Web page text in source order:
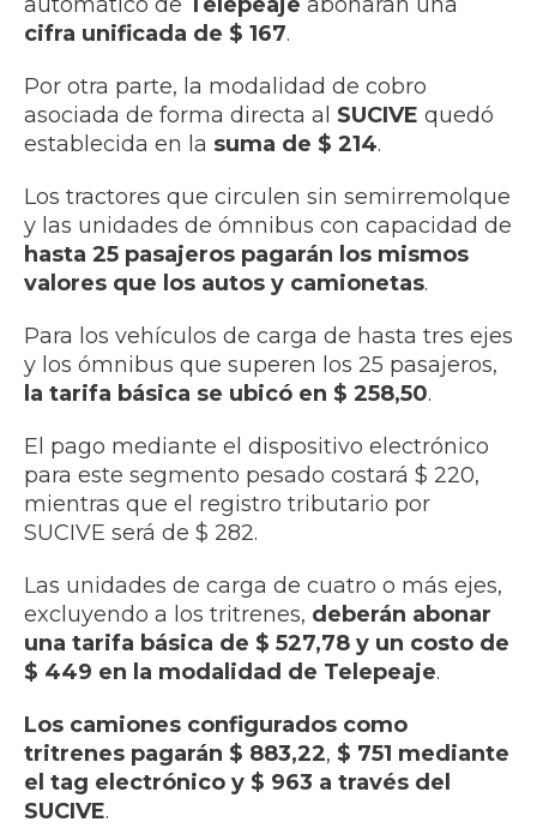
automático de Telepeaje abonarán una
cifra unificada de $ 167.
Por otra parte, la modalidad de cobro
asociada de forma directa al SUCIVE quedó
establecida en la suma de $ 214.
Los tractores que circulen sin semirremolque
y las unidades de ómnibus con capacidad de
hasta 25 pasajeros pagarán los mismos
valores que los autos y camionetas.
Para los vehículos de carga de hasta tres ejes
y los ómnibus que superen los 25 pasajeros,
la tarifa básica se ubicó en $ 258,50.
El pago mediante el dispositivo electrónico
para este segmento pesado costará $ 220,
mientras que el registro tributario por
SUCIVE será de $ 282.
Las unidades de carga de cuatro o más ejes,
excluyendo a los tritrenes, deberán abonar
una tarifa básica de $ 527,78 y un costo de
$ 449 en la modalidad de Telepeaje.
Los camiones configurados como
tritrenes pagarán $ 883,22, $ 751 mediante
el tag electrónico y $ 963 a través del
SUCIVE.